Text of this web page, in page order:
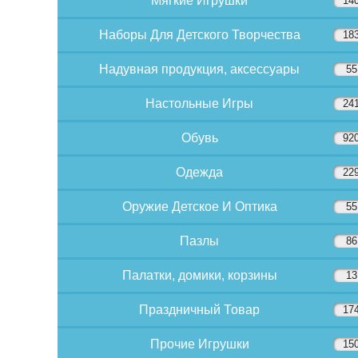
Наборы Для Детского Творчества
Надувная продукция, аксессуары 55
Настольные Игры
Обувь
Одежда
Оружие Детское И Оптика 55
Пазлы 86
Палатки, домики, корзины 13
Праздничный Товар
Прочие Игрушки